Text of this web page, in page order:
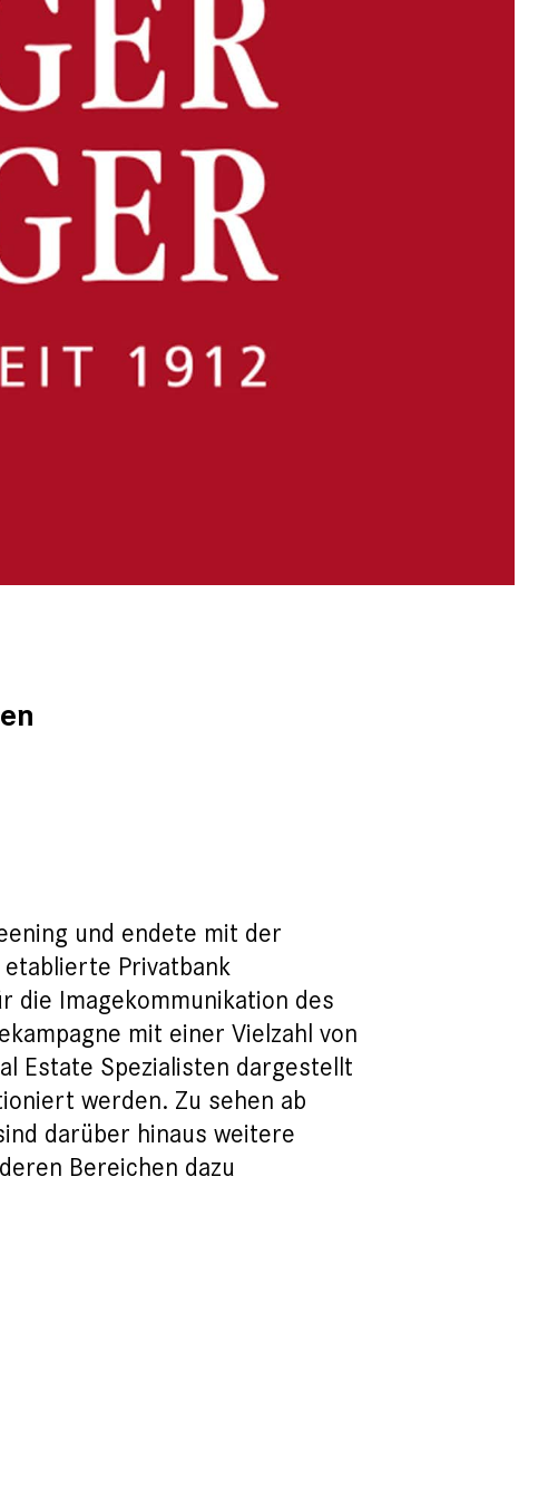
und endete mit der
etablierte Privatbank
die Imagekommunikation des
mit einer Vielzahl von
Estate Spezialisten dargestellt
werden. Zu sehen ab
darüber hinaus weitere
Bereichen dazu